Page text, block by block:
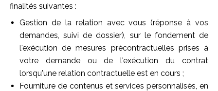
finalités suivantes :
Gestion de la relation avec vous (réponse à vos
demandes, suivi de dossier), sur le fondement de
l'exécution de mesures précontractuelles prises à
votre demande ou de l'exécution du contrat
lorsqu'une relation contractuelle est en cours ;
Fourniture de contenus et services personnalisés, en